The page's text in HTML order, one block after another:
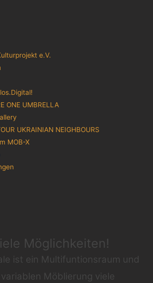
e.V.
ONE UMBRELLA
UKRAINIAN NEIGHBOURS
MOB-X
Möglichkeiten!
ist ein Multifuntionsraum und
Möblierung viele